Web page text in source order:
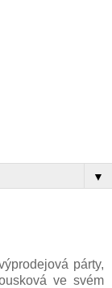
▼
párty,
ve svém